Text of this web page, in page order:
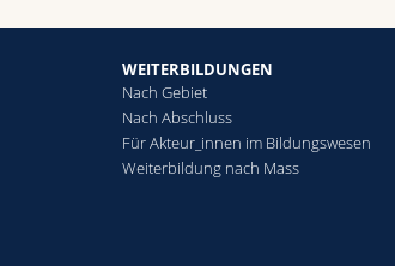
WEITERBILDUNGEN
Nach Gebiet
Nach Abschluss
Für Akteur_innen im Bildungswesen
Weiterbildung nach Mass